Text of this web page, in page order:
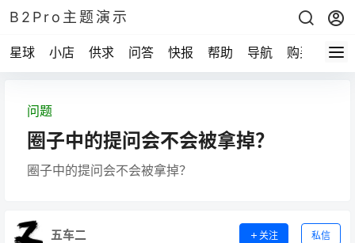
B2Pro主题演示
星球 小店 供求 问答 快报 帮助 导航 购买
问题
圈子中的提问会不会被拿掉？
圈子中的提问会不会被拿掉？
五车二 关注 私信